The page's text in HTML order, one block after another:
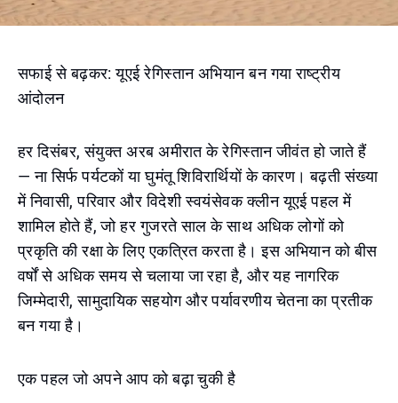
सफाई से बढ़कर: यूएई रेगिस्तान अभियान बन गया राष्ट्रीय
आंदोलन
हर दिसंबर, संयुक्त अरब अमीरात के रेगिस्तान जीवंत हो जाते हैं
— ना सिर्फ पर्यटकों या घुमंतू शिविरार्थियों के कारण। बढ़ती संख्या
में निवासी, परिवार और विदेशी स्वयंसेवक क्लीन यूएई पहल में
शामिल होते हैं, जो हर गुजरते साल के साथ अधिक लोगों को
प्रकृति की रक्षा के लिए एकत्रित करता है। इस अभियान को बीस
वर्षों से अधिक समय से चलाया जा रहा है, और यह नागरिक
जिम्मेदारी, सामुदायिक सहयोग और पर्यावरणीय चेतना का प्रतीक
बन गया है।
एक पहल जो अपने आप को बढ़ा चुकी है